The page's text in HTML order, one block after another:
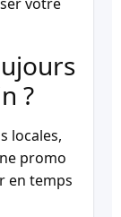
?
locales,
promo
en temps